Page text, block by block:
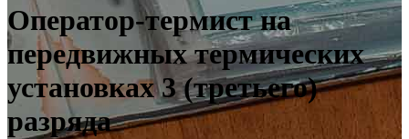
Оператор-термист на
передвижных термических
установках 3 (третьего)
разряда